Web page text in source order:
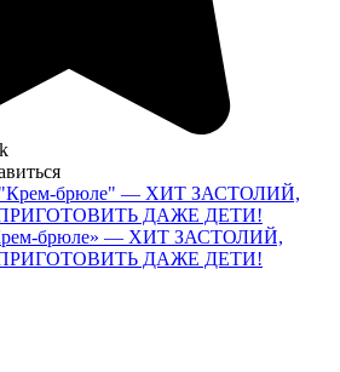
брюле» — ХИТ ЗАСТОЛИЙ,
ДАЖЕ ДЕТИ!